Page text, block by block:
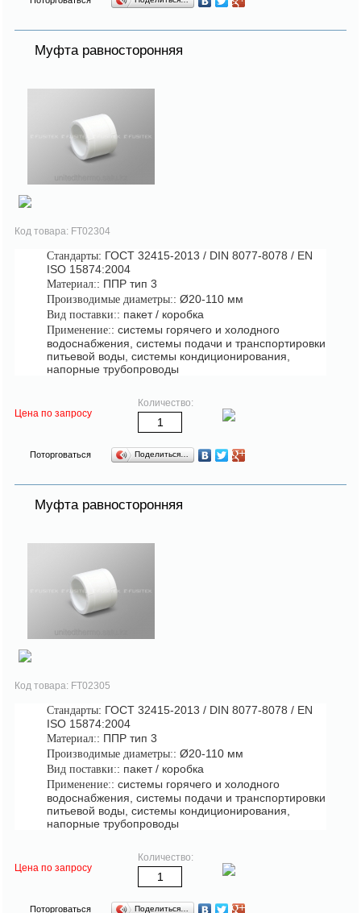
Муфта равносторонняя
Код товара: FT02304
Стандарты: ГОСТ 32415-2013 / DIN 8077-8078 / EN
ISO 15874:2004
Материал:: ППР тип 3
Производимые диаметры:: Ø20-110 мм
Вид поставки:: пакет / коробка
Применение:: системы горячего и холодного
водоснабжения, системы подачи и транспортировки
питьевой воды, системы кондиционирования,
напорные трубопроводы
Цена по запросу
Количество:
Поторговаться Поделиться…
Муфта равносторонняя
Код товара: FT02305
Стандарты: ГОСТ 32415-2013 / DIN 8077-8078 / EN
ISO 15874:2004
Материал:: ППР тип 3
Производимые диаметры:: Ø20-110 мм
Вид поставки:: пакет / коробка
Применение:: системы горячего и холодного
водоснабжения, системы подачи и транспортировки
питьевой воды, системы кондиционирования,
напорные трубопроводы
Цена по запросу
Количество:
Поторговаться Поделиться…